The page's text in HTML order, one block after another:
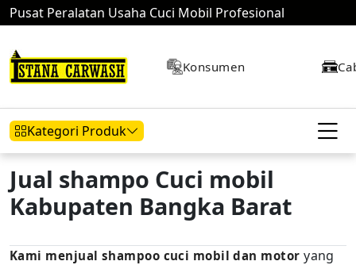
Pusat Peralatan Usaha Cuci Mobil Profesional
Konsumen
Kategori Produk
Hidrolik Mobil Hidrolik Motor Kompresor
Jual shampo Cuci mobil
Kabupaten Bangka Barat
Kami menjual shampoo cuci mobil dan motor yang